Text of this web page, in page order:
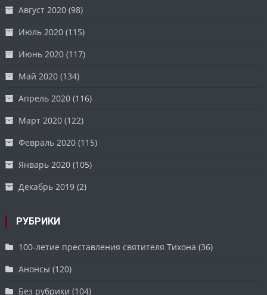
Август 2020 (98)
Июль 2020 (115)
Июнь 2020 (117)
Май 2020 (134)
Апрель 2020 (116)
Март 2020 (122)
Февраль 2020 (115)
Январь 2020 (105)
Декабрь 2019 (2)
РУБРИКИ
100-летие преставления святителя Тихона (36)
Анонсы (120)
Без рубрики (104)